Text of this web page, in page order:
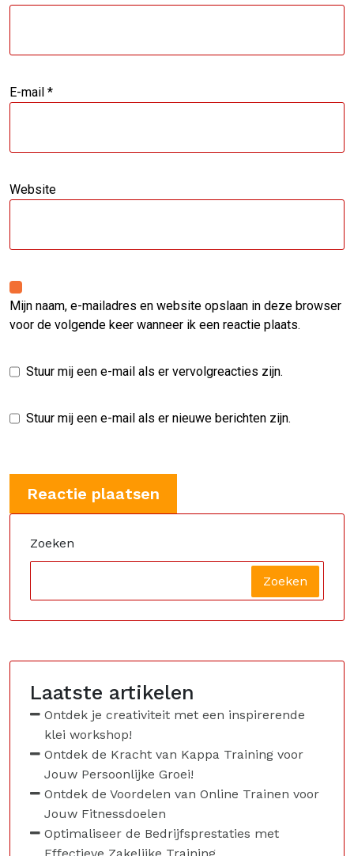
E-mail *
Website
Mijn naam, e-mailadres en website opslaan in deze browser
voor de volgende keer wanneer ik een reactie plaats.
Stuur mij een e-mail als er vervolgreacties zijn.
Stuur mij een e-mail als er nieuwe berichten zijn.
Zoeken
Zoeken
Laatste artikelen
Ontdek je creativiteit met een inspirerende
klei workshop!
Ontdek de Kracht van Kappa Training voor
Jouw Persoonlijke Groei!
Ontdek de Voordelen van Online Trainen voor
Jouw Fitnessdoelen
Optimaliseer de Bedrijfsprestaties met